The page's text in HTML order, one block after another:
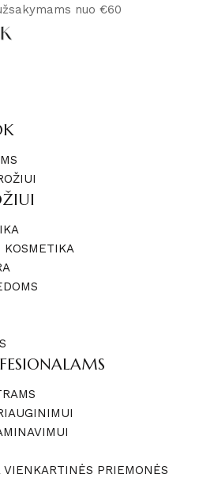
nuo €60
KOSMETIKA
VIENKARTINĖS PRIEMONĖS